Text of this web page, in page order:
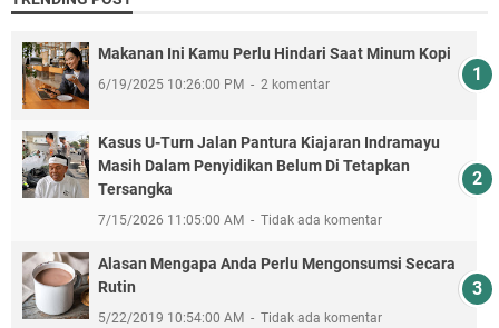
Makanan Ini Kamu Perlu Hindari Saat Minum Kopi
6/19/2025 10:26:00 PM 2 komentar
Kasus U-Turn Jalan Pantura Kiajaran Indramayu
Masih Dalam Penyidikan Belum Di Tetapkan
Tersangka
7/15/2026 11:05:00 AM Tidak ada komentar
Alasan Mengapa Anda Perlu Mengonsumsi Secara
Rutin
5/22/2019 10:54:00 AM Tidak ada komentar